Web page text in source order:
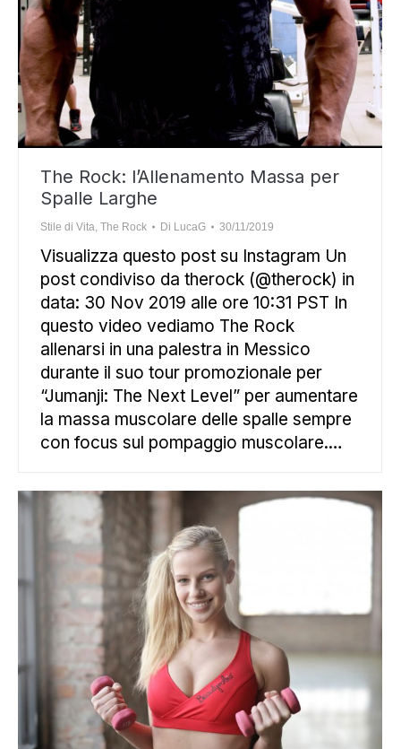
The Rock: l’Allenamento Massa per
Spalle Larghe
Stile di Vita, The Rock Di LucaG 30/11/2019
Visualizza questo post su Instagram Un
post condiviso da therock (@therock) in
data: 30 Nov 2019 alle ore 10:31 PST In
questo video vediamo The Rock
allenarsi in una palestra in Messico
durante il suo tour promozionale per
“Jumanji: The Next Level” per aumentare
la massa muscolare delle spalle sempre
con focus sul pompaggio muscolare.…